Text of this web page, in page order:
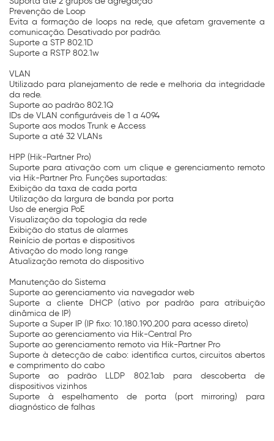
Prevenção de Loop
Evita a formação de loops na rede, que afetam gravemente a
comunicação. Desativado por padrão.
Suporte a STP 802.1D
Suporte a RSTP 802.1w
VLAN
Utilizado para planejamento de rede e melhoria da integridade
da rede.
Suporte ao padrão 802.1Q
IDs de VLAN configuráveis de 1 a 4094
Suporte aos modos Trunk e Access
Suporte a até 32 VLANs
HPP (Hik-Partner Pro)
Suporte para ativação com um clique e gerenciamento remoto
via Hik-Partner Pro. Funções suportadas:
Exibição da taxa de cada porta
Utilização da largura de banda por porta
Uso de energia PoE
Visualização da topologia da rede
Exibição do status de alarmes
Reinício de portas e dispositivos
Ativação do modo long range
Atualização remota do dispositivo
Manutenção do Sistema
Suporte ao gerenciamento via navegador web
Suporte a cliente DHCP (ativo por padrão para atribuição
dinâmica de IP)
Suporte a Super IP (IP fixo: 10.180.190.200 para acesso direto)
Suporte ao gerenciamento via Hik-Central Pro
Suporte ao gerenciamento remoto via Hik-Partner Pro
Suporte à detecção de cabo: identifica curtos, circuitos abertos
e comprimento do cabo
Suporte ao padrão LLDP 802.1ab para descoberta de
dispositivos vizinhos
Suporte à espelhamento de porta (port mirroring) para
diagnóstico de falhas